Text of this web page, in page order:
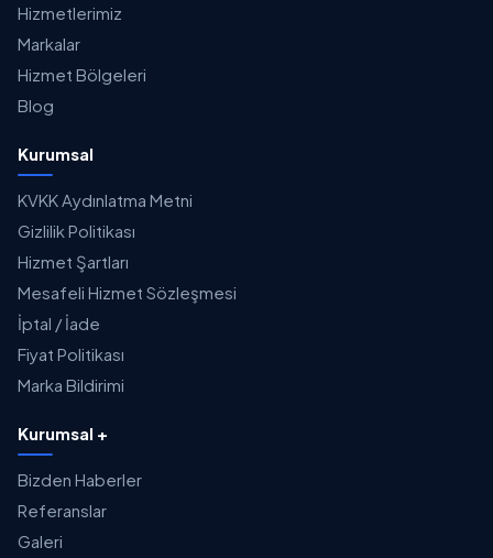
Hizmetlerimiz
Markalar
Hizmet Bölgeleri
Blog
Kurumsal
KVKK Aydınlatma Metni
Gizlilik Politikası
Hizmet Şartları
Mesafeli Hizmet Sözleşmesi
İptal / İade
Fiyat Politikası
Marka Bildirimi
Kurumsal +
Bizden Haberler
Referanslar
Galeri